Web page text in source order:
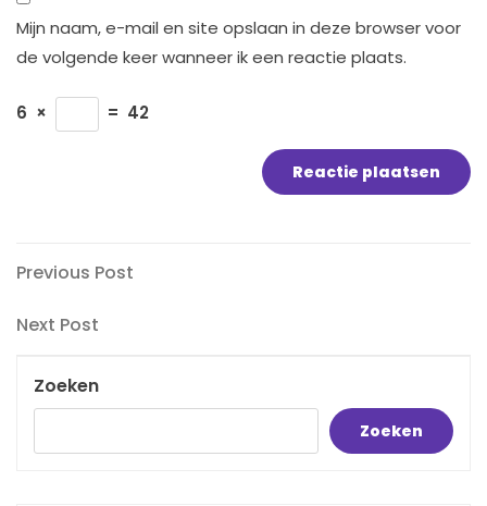
Mijn naam, e-mail en site opslaan in deze browser voor
de volgende keer wanneer ik een reactie plaats.
6 × = 42
Bericht
navigatie
Previous
Previous Post
Next
Next Post
Zoeken
Zoeken